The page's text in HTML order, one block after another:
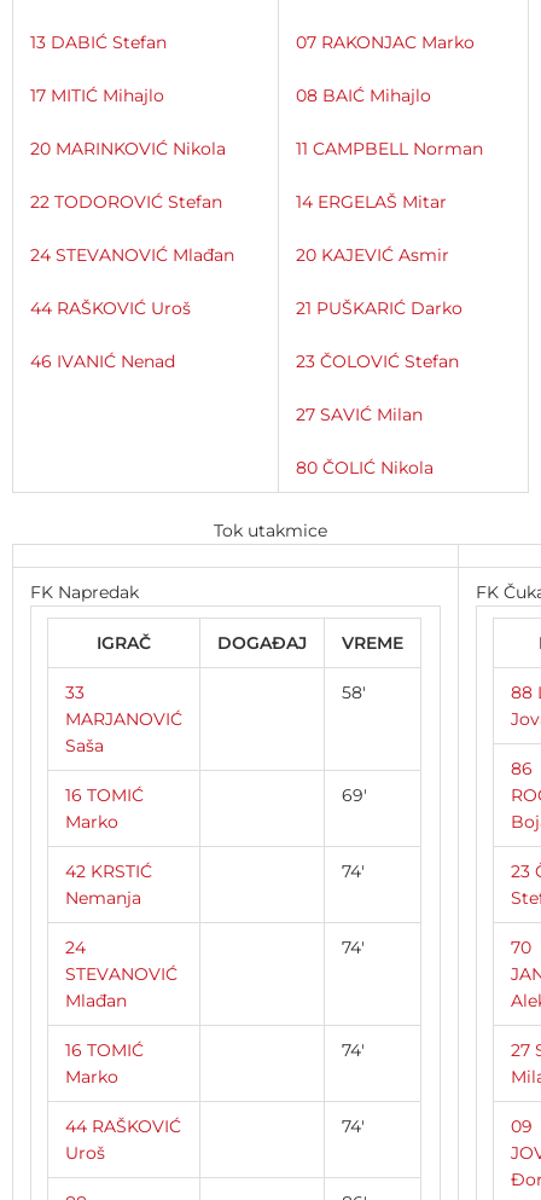
13 DABIĆ Stefan
17 MITIĆ Mihajlo
20 MARINKOVIĆ Nikola
22 TODOROVIĆ Stefan
24 STEVANOVIĆ Mlađan
44 RAŠKOVIĆ Uroš
46 IVANIĆ Nenad
07 RAKONJAC Marko
08 BAIĆ Mihajlo
11 CAMPBELL Norman
14 ERGELAŠ Mitar
20 KAJEVIĆ Asmir
21 PUŠKARIĆ Darko
23 ČOLOVIĆ Stefan
27 SAVIĆ Milan
80 ČOLIĆ Nikola
Tok utakmice
FK Napredak
IGRAČ DOGAĐAJ VREME
33
MARJANOVIĆ
Saša
58′
16 TOMIĆ
Marko
69′
42 KRSTIĆ
Nemanja
74′
24
STEVANOVIĆ
Mlađan
74′
16 TOMIĆ
Marko
74′
44 RAŠKOVIĆ
Uroš
74′
FK
88
86
23
70
27
09